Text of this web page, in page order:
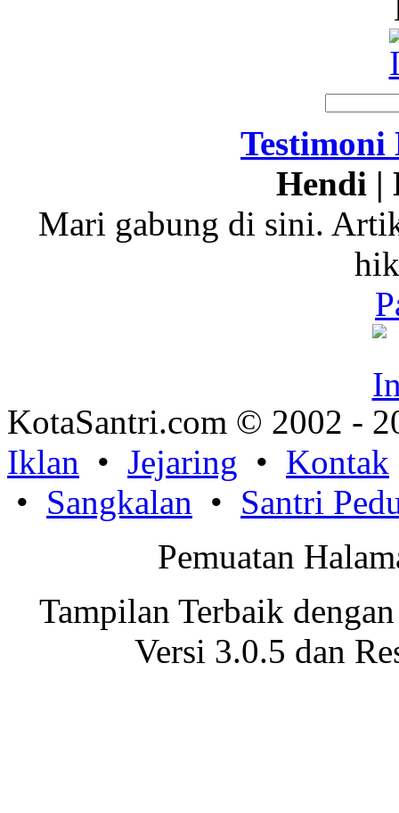
Hendi |
Mari gabung di sini.
KotaSantri.com © 2002 -
Iklan • Jejaring • Kontak
• Sangkalan • Santri
Pemuatan
Tampilan Terbaik
Versi 3.0.5 dan